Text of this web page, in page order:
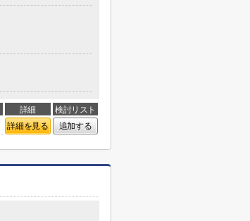
詳細
検討リスト
詳細を見る 追加する